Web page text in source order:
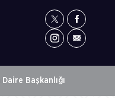
Başkanlığı